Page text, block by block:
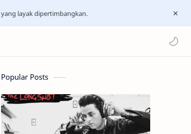
yang layak dipertimbangkan.
Popular Posts